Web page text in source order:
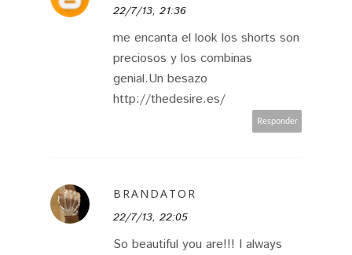
22/7/13, 21:36
me encanta el look los shorts son
preciosos y los combinas
genial.Un besazo
http://thedesire.es/
Responder
BRANDATOR
22/7/13, 22:05
So beautiful you are!!! I always